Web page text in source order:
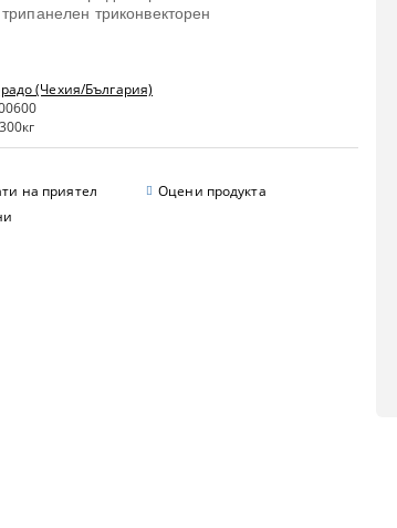
триконвекторен
(Чехия/България)
кг
на приятел
Оцени продукта